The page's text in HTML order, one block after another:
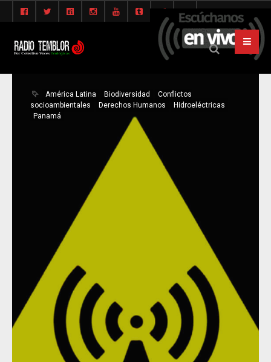
América Latina Biodiversidad
Conflictos
socioambientales
Derechos Humanos
Hidroeléctricas
Panamá